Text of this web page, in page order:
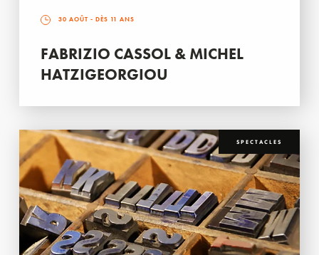
30 AOÛT - DÈS 11 ANS
FABRIZIO CASSOL & MICHEL
HATZIGEORGIOU
SPECTACLES